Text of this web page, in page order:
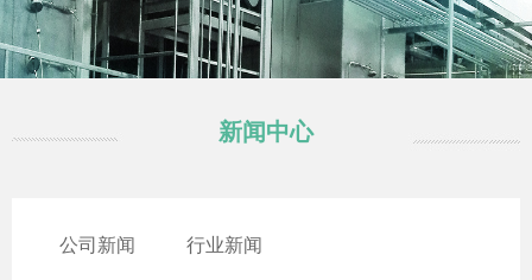
新闻中心
公司新闻 行业新闻